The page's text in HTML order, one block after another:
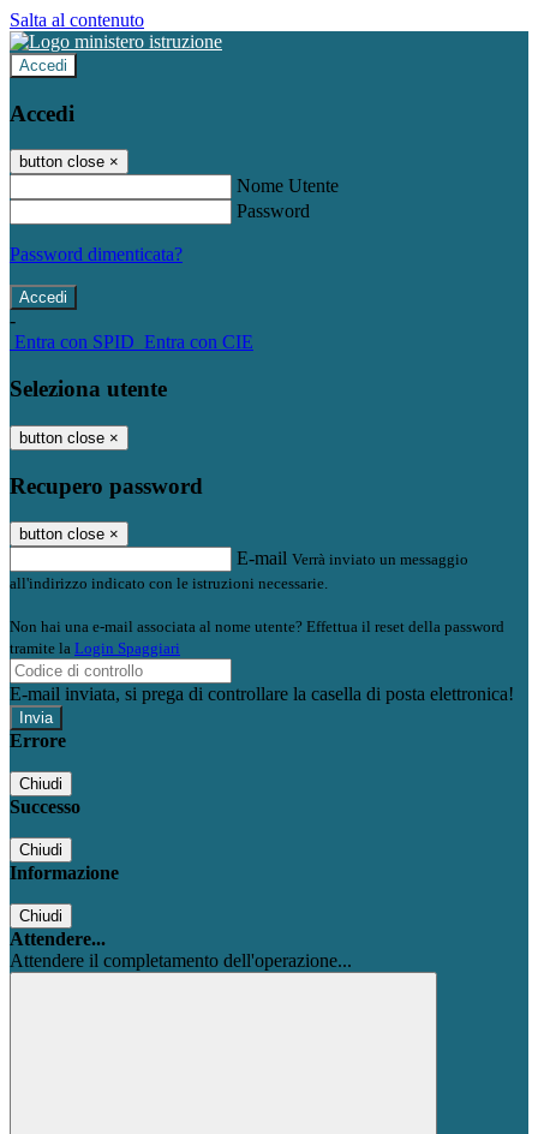
Salta al contenuto
Accedi
Accedi
button close ×
Nome Utente
Password
Password dimenticata?
-
Entra con SPID Entra con CIE
Seleziona utente
button close ×
Recupero password
button close ×
E-mail Verrà inviato un messaggio
all'indirizzo indicato con le istruzioni necessarie.
Non hai una e-mail associata al nome utente? Effettua il reset della password
tramite la Login Spaggiari
E-mail inviata, si prega di controllare la casella di posta elettronica!
Errore
Chiudi
Successo
Chiudi
Informazione
Chiudi
Attendere...
Attendere il completamento dell'operazione...